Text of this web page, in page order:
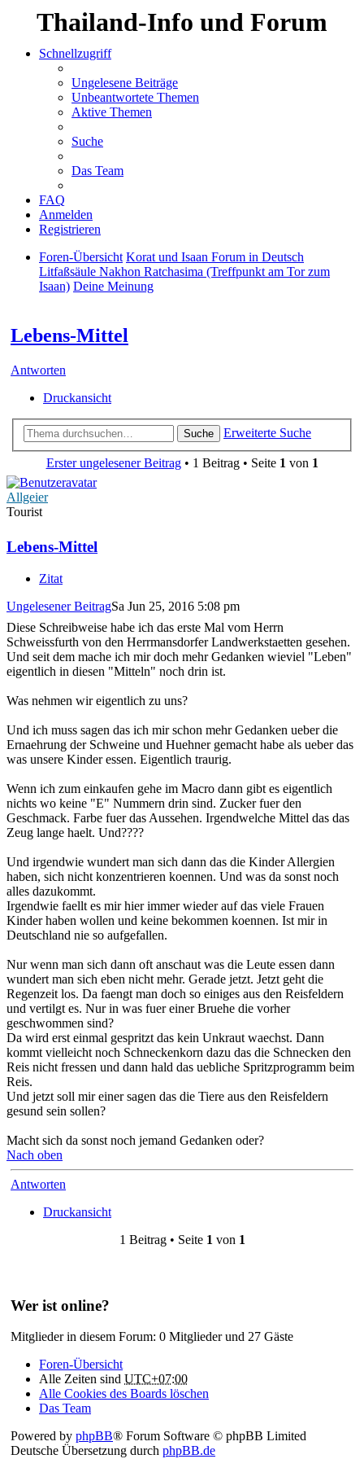
Thailand-Info und Forum
Schnellzugriff
Ungelesene Beiträge
Unbeantwortete Themen
Aktive Themen
Suche
Das Team
FAQ
Anmelden
Registrieren
Foren-Übersicht Korat und Isaan Forum in Deutsch
Litfaßsäule Nakhon Ratchasima (Treffpunkt am Tor zum
Isaan) Deine Meinung
Lebens-Mittel
Antworten
Druckansicht
Suche Erweiterte Suche
Erster ungelesener Beitrag• 1 Beitrag • Seite 1 von 1
Allgeier
Tourist
Lebens-Mittel
Zitat
Ungelesener BeitragSa Jun 25, 2016 5:08 pm
Diese Schreibweise habe ich das erste Mal vom Herrn
Schweissfurth von den Herrmansdorfer Landwerkstaetten gesehen.
Und seit dem mache ich mir doch mehr Gedanken wieviel "Leben"
eigentlich in diesen "Mitteln" noch drin ist.
Was nehmen wir eigentlich zu uns?
Und ich muss sagen das ich mir schon mehr Gedanken ueber die
Ernaehrung der Schweine und Huehner gemacht habe als ueber das
was unsere Kinder essen. Eigentlich traurig.
Wenn ich zum einkaufen gehe im Macro dann gibt es eigentlich
nichts wo keine "E" Nummern drin sind. Zucker fuer den
Geschmack. Farbe fuer das Aussehen. Irgendwelche Mittel das das
Zeug lange haelt. Und????
Und irgendwie wundert man sich dann das die Kinder Allergien
haben, sich nicht konzentrieren koennen. Und was da sonst noch
alles dazukommt.
Irgendwie faellt es mir hier immer wieder auf das viele Frauen
Kinder haben wollen und keine bekommen koennen. Ist mir in
Deutschland nie so aufgefallen.
Nur wenn man sich dann oft anschaut was die Leute essen dann
wundert man sich eben nicht mehr. Gerade jetzt. Jetzt geht die
Regenzeit los. Da faengt man doch so einiges aus den Reisfeldern
und vertilgt es. Nur in was fuer einer Bruehe die vorher
geschwommen sind?
Da wird erst einmal gespritzt das kein Unkraut waechst. Dann
kommt vielleicht noch Schneckenkorn dazu das die Schnecken den
Reis nicht fressen und dann hald das uebliche Spritzprogramm beim
Reis.
Und jetzt soll mir einer sagen das die Tiere aus den Reisfeldern
gesund sein sollen?
Macht sich da sonst noch jemand Gedanken oder?
Nach oben
Antworten
Druckansicht
1 Beitrag • Seite 1 von 1
Wer ist online?
Mitglieder in diesem Forum: 0 Mitglieder und 27 Gäste
Foren-Übersicht
Alle Zeiten sind UTC+07:00
Alle Cookies des Boards löschen
Das Team
Powered by phpBB® Forum Software © phpBB Limited
Deutsche Übersetzung durch phpBB.de